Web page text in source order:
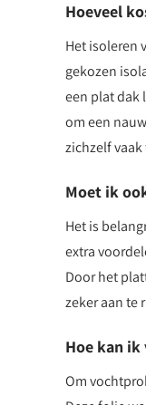
Hoeveel
Het isoleren
gekozen
een plat dak
om een
zichzelf
Moet ik
Het is
extra
Door het
zeker aan te
Hoe kan
Om